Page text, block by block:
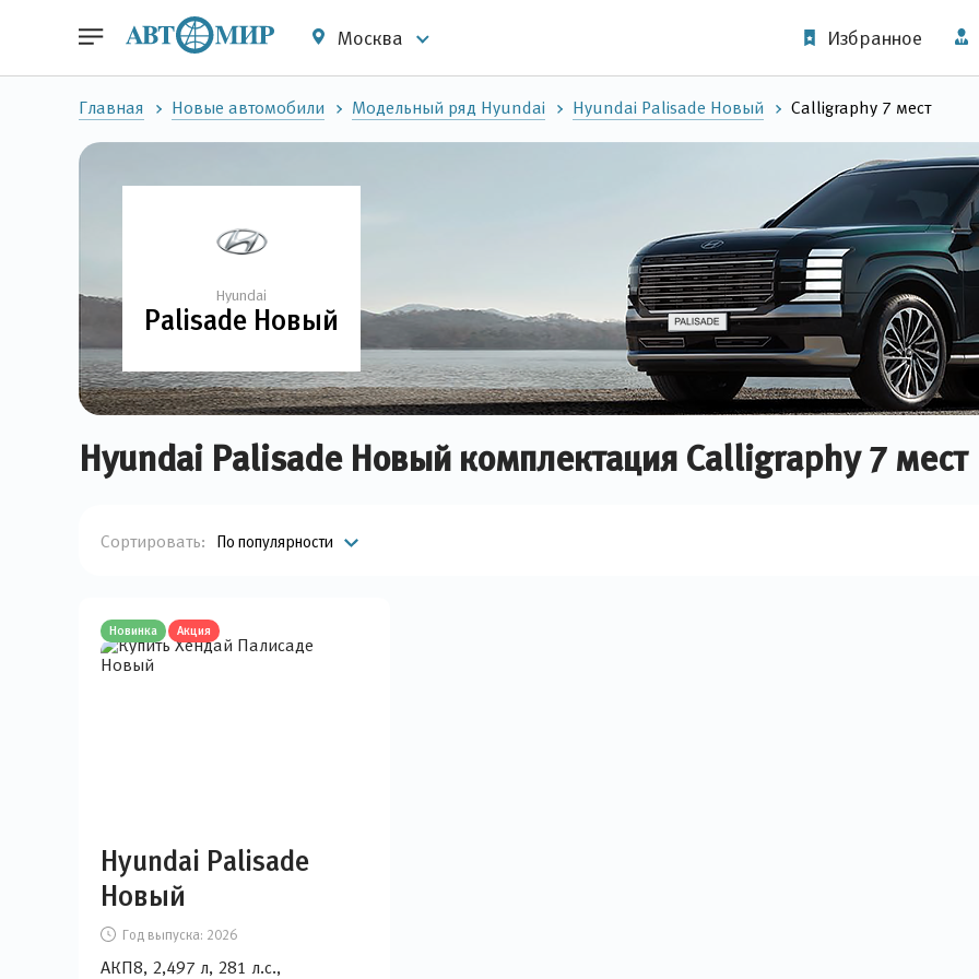
Москва Избранное
Главная Новые автомобили Модельный ряд Hyundai Hyundai Palisade Новый Calligraphy 7 мест
Hyundai
Palisade Новый
Hyundai Palisade Новый комплектация Calligraphy 7 мест
Сортировать: По популярности
Новинка Акция
Hyundai Palisade
Новый
Год выпуска: 2026
АКП8, 2,497 л, 281 л.с.,